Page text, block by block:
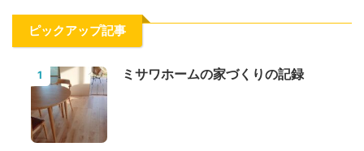
ピックアップ記事
1 ミサワホームの家づくりの記録